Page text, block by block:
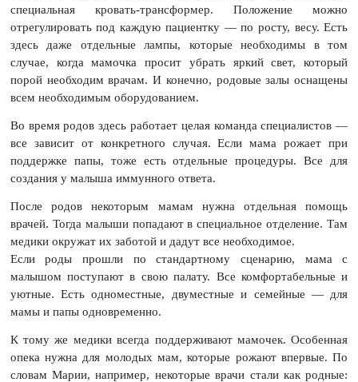
специальная кровать-трансформер. Положение можно
отрегулировать под каждую пациентку — по росту, весу. Есть
здесь даже отдельные лампы, которые необходимы в том
случае, когда мамочка просит убрать яркий свет, который
порой необходим врачам. И конечно, родовые залы оснащены
всем необходимым оборудованием.
Во время родов здесь работает целая команда специалистов —
все зависит от конкретного случая. Если мама рожает при
поддержке папы, тоже есть отдельные процедуры. Все для
создания у малыша иммунного ответа.
После родов некоторым мамам нужна отдельная помощь
врачей. Тогда малыши попадают в специальное отделение. Там
медики окружат их заботой и дадут все необходимое.
Если роды прошли по стандартному сценарию, мама с
малышом поступают в свою палату. Все комфортабельные и
уютные. Есть одноместные, двуместные и семейные — для
мамы и папы одновременно.
К тому же медики всегда поддерживают мамочек. Особенная
опека нужна для молодых мам, которые рожают впервые. По
словам Марии, например, некоторые врачи стали как родные: